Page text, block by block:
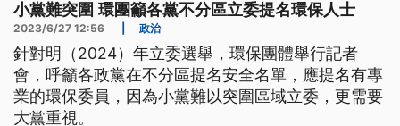
小黨難突圍 環團籲各黨不分區立委提名環保人士
2023/6/27 12:56 政治
針對明（2024）年立委選舉，環保團體舉行記者
會，呼籲各政黨在不分區提名安全名單，應提名有專
業的環保委員，因為小黨難以突圍區域立委，更需要
大黨重視。